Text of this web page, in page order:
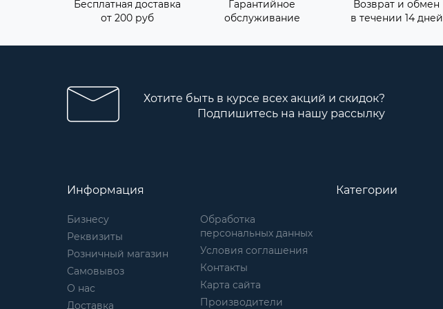
Бесплатная доставка
от 200 руб
Гарантийное
обслуживание
Возврат и обмен
в течении 14 дней
Хотите быть в курсе всех акций и скидок?
Подпишитесь на нашу рассылку
Информация
Бизнесу
Реквизиты
Розничный магазин
Самовывоз
О нас
Доставка
Обработка
персональных данных
Условия соглашения
Контакты
Карта сайта
Производители
Категории